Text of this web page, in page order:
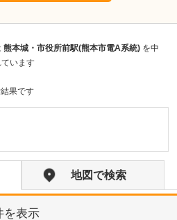
熊本城・市役所前駅(熊本市電A系統) を中
います
果です
地図で検索
を表示